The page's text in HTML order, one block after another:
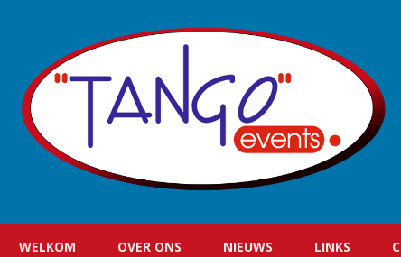
WELKOM OVER ONS NIEUWS LINKS